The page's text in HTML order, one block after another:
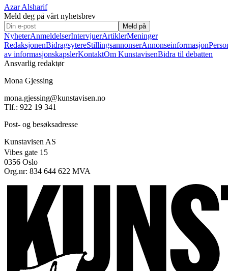
Azar Alsharif
Meld deg på vårt nyhetsbrev
Meld på
NyheterAnmeldelserIntervjuerArtiklerMeninger
RedaksjonenBidragsytereStillingsannonserAnnonseinformasjon
av informasjonskapslerKontaktOm KunstavisenBidra til debatten
Ansvarlig redaktør
Mona Gjessing
mona.gjessing@kunstavisen.no
Tlf.: 922 19 341
Post- og besøksadresse
Kunstavisen AS
Vibes gate 15
0356 Oslo
Org.nr: 834 644 622 MVA